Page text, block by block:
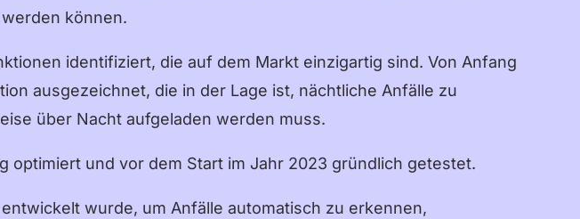
Norsk Bokmål
Polski
Svenska
日本語
können.
identifiziert, die auf dem Markt einzigartig sind. Von Anfang
ausgezeichnet, die in der Lage ist, nächtliche Anfälle zu
über Nacht aufgeladen werden muss.
optimiert und vor dem Start im Jahr 2023 gründlich getestet.
wurde, um Anfälle automatisch zu erkennen,